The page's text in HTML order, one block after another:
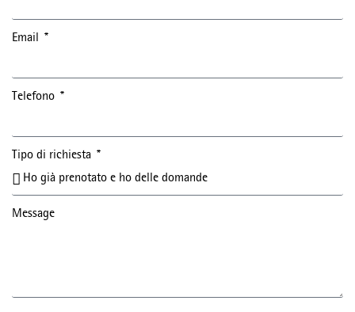
Email
Telefono
Tipo di richiesta
Message